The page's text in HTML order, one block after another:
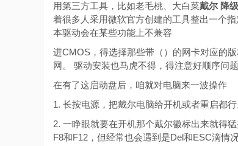
用第三方工具，比如老毛桃、大白菜戴尔 降
着很多人采用微软官方创建的工具整出一个
本驱动会在某些功能上不兼容
进CMOS，得选择那些带（）的网卡对应的
网。 驱动安装也马虎不得，得注意好顺序问
在有了这启动盘后，咱就对电脑来一波操作
1. 长按电源，把戴尔电脑给开机或者重启都行
2. 一睁眼就要在开机那个戴尔徽标出来就得
F8和F12，但经常也会遇到是Del和ESC滴情